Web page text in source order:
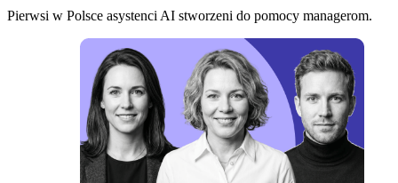
Pierwsi w Polsce asystenci AI stworzeni do pomocy managerom.